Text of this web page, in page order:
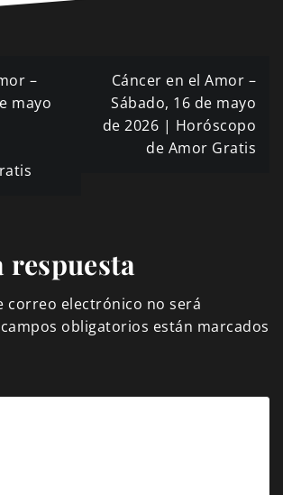
–
mayo
Cáncer en el Amor –
Sábado, 16 de mayo
de 2026 | Horóscopo
de Amor Gratis
respuesta
correo electrónico no será
obligatorios están marcados